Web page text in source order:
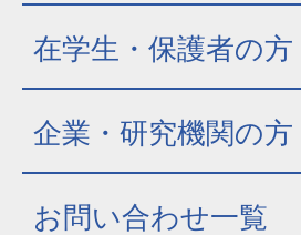
在学生・保護者の方
企業・研究機関の方
お問い合わせ一覧